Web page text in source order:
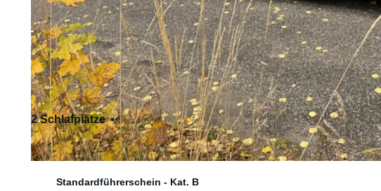
2 Schlafplätze
4 Sitzplätze
Standardführerschein - Kat. B